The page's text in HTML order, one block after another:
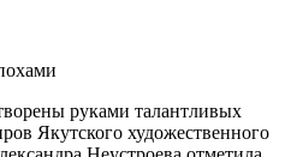
руками талантливых
Якутского художественного